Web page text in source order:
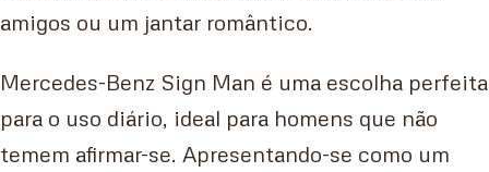
amigos ou um jantar romântico.
Mercedes-Benz Sign Man é uma escolha perfeita
para o uso diário, ideal para homens que não
temem afirmar-se. Apresentando-se como um